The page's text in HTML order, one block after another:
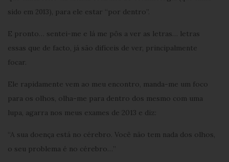
sido em 2013), para ele estar “por dentro”.
E pronto… sentei-me e lá me pôs a ver as letras… letras
essas que de facto, já são difíceis de ver, principalmente
focar.
Ele rapidamente vem ao meu encontro, manda-me um foco
para os olhos, olha-me para dentro dos mesmo com uma
lupa, agarra nos meus exames de 2013 e diz:
“A sua doença está no cérebro. Você não tem nada dos olhos,
o seu problema é no cérebro…”